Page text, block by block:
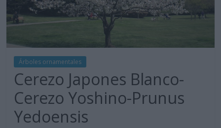
Árboles ornamentales
Cerezo Japones Blanco-
Cerezo Yoshino-Prunus
Yedoensis